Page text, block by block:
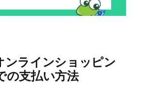
ンラインショッピン
の支払い方法